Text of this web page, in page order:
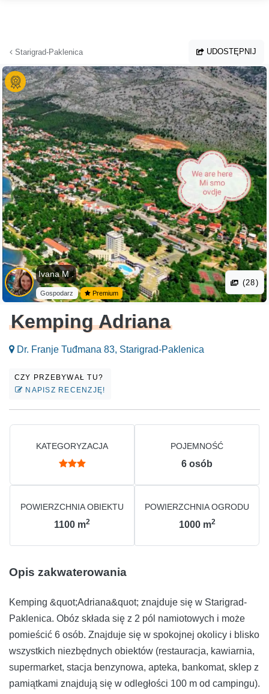
Starigrad-Paklenica UDOSTĘPNIJ
Ivana M .
Gospodarz Premium
(28)
Kemping Adriana
Dr. Franje Tuđmana 83, Starigrad-Paklenica
CZY PRZEBYWAŁ TU?
NAPISZ RECENZJĘ!
KATEGORYZACJA POJEMNOŚĆ
6 osób
POWIERZCHNIA OBIEKTU
1100 m2
POWIERZCHNIA OGRODU
1000 m2
Opis zakwaterowania
Kemping &quot;Adriana&quot; znajduje się w Starigrad-
Paklenica. Obóz składa się z 2 pól namiotowych i może
pomieścić 6 osób. Znajduje się w spokojnej okolicy i blisko
wszystkich niezbędnych obiektów (restauracja, kawiarnia,
supermarket, stacja benzynowa, apteka, bankomat, sklep z
pamiątkami znajdują się w odległości 100 m od campingu).